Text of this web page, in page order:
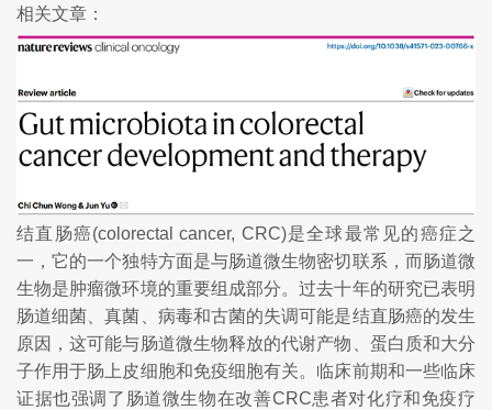
相关文章：
结直肠癌(colorectal cancer, CRC)是全球最常见的癌症之
一，它的一个独特方面是与肠道微生物密切联系，而肠道微
生物是肿瘤微环境的重要组成部分。过去十年的研究已表明
肠道细菌、真菌、病毒和古菌的失调可能是结直肠癌的发生
原因，这可能与肠道微生物释放的代谢产物、蛋白质和大分
子作用于肠上皮细胞和免疫细胞有关。临床前期和一些临床
证据也强调了肠道微生物在改善CRC患者对化疗和免疫疗